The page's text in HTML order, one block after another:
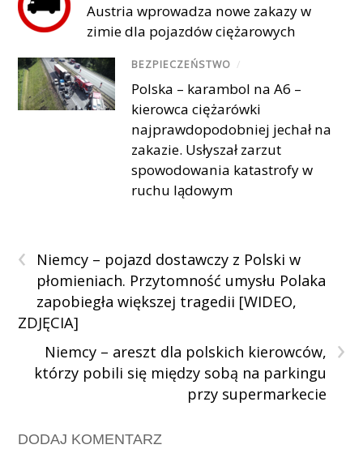
Austria wprowadza nowe zakazy w
zimie dla pojazdów ciężarowych
BEZPIECZEŃSTWO /
Polska – karambol na A6 –
kierowca ciężarówki
najprawdopodobniej jechał na
zakazie. Usłyszał zarzut
spowodowania katastrofy w
ruchu lądowym
‹
Niemcy – pojazd dostawczy z Polski w
płomieniach. Przytomność umysłu Polaka
zapobiegła większej tragedii [WIDEO,
ZDJĘCIA]
›
Niemcy – areszt dla polskich kierowców,
którzy pobili się między sobą na parkingu
przy supermarkecie
DODAJ KOMENTARZ